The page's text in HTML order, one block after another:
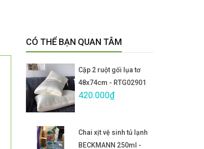
CÓ THỂ BẠN QUAN TÂM
Cặp 2 ruột gối lụa tơ
48x74cm - RTG02901
420.000₫
Chai xịt vệ sinh tủ lạnh
BECKMANN 250ml -